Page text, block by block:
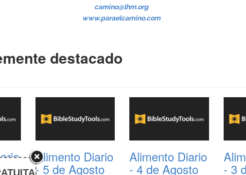
camino@lhm.org
www.paraelcamino.com
destacado
Alimento Diario
- 5 de Agosto
Alimento Diario
- 4 de Agosto - 3